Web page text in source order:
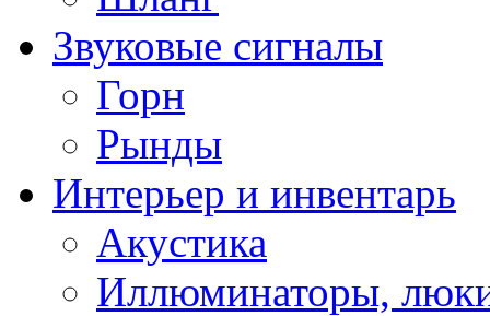
Звуковые сигналы
Горн
Рынды
Интерьер и инвентарь
Акустика
Иллюминаторы,